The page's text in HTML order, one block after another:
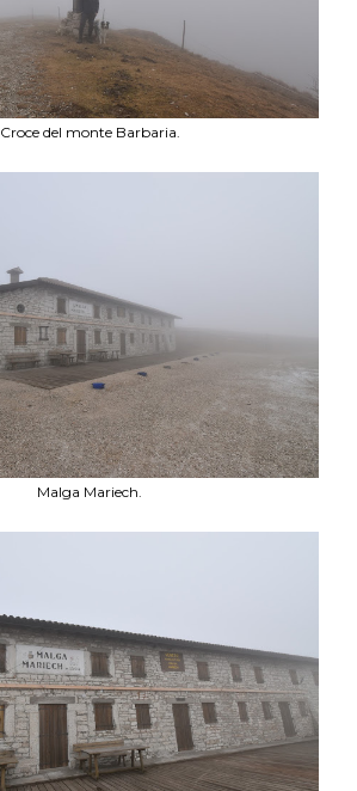
Croce del monte Barbaria.
Malga Mariech.